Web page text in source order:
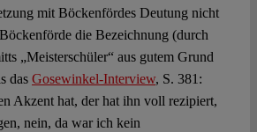
mit Böckenfördes Deutung nicht
die Bezeichnung (durch
„Meisterschüler“ aus gutem Grund
das Gosewinkel-Interview, S. 381:
Akzent hat, der hat ihn voll rezipiert,
nein, da war ich kein